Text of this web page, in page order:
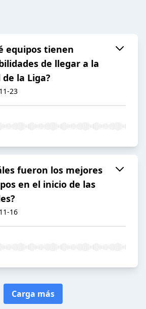
equipos tienen
de llegar a la
la Liga?
23
fueron los mejores
en el inicio de las
16
Carga más